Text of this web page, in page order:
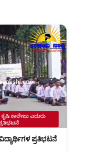
ಪ್ರತಿಭಟನೆ